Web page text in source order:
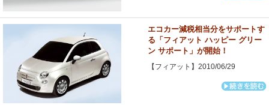
エコカー減税相当分をサポートす
る「フィアット ハッピー グリー
ン サポート」が開始！
【フィアット】2010/06/29